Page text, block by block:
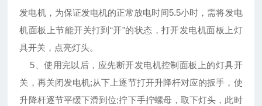
发电机，为保证发电机的正常放电时间5.5小时，需将发电
机面板上节能开关打到“开”的状态，打开发电机面板上灯
具开关，点亮灯头。
5、使用完以后，应先断开发电机控制面板上的灯具开
关，再关闭发电机;从下上逐节打开升降杆对应的扳手，使
升降杆逐节平缓下滑到位;拧下手拧螺母，取下灯头，此时